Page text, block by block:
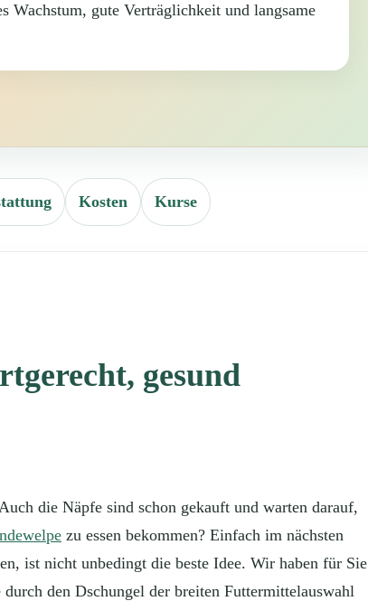
Wachstum, gute Verträglichkeit und langsame
Kosten Kurse
gesund
die Näpfe sind schon gekauft und warten darauf,
zu essen bekommen? Einfach im nächsten
ist nicht unbedingt die beste Idee. Wir haben für Sie
den Dschungel der breiten Futtermittelauswahl